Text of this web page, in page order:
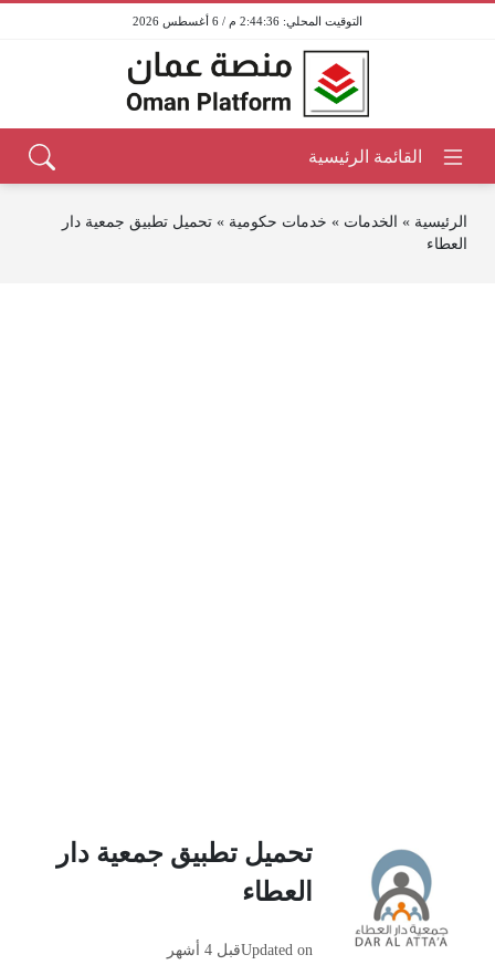
2:44:36 م / 6 أغسطس 2026
الرئيسية » الخدمات » خدمات حكومية » تحميل تطبيق جمعية دار
العطاء
تحميل تطبيق جمعية دار
العطاء
Updated onقبل 4 أشهر